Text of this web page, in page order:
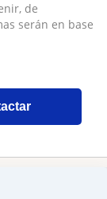
IFRS,
de
de
serán en base